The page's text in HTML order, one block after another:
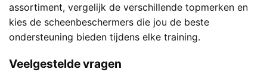
assortiment, vergelijk de verschillende topmerken en
kies de scheenbeschermers die jou de beste
ondersteuning bieden tijdens elke training.
Veelgestelde vragen